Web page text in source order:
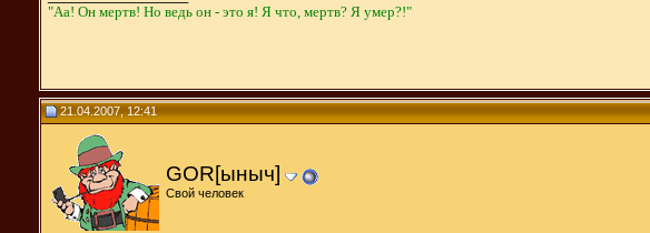
"Aa! Он мертв! Но ведь он - это я! Я что, мертв? Я умер?!"
21.04.2007, 12:41
GOR[ыныч]
Свой человек